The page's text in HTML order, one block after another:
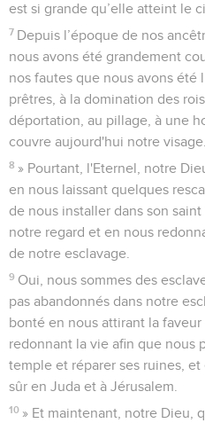
est si grande qu’elle atteint le
7 Depuis l’époque de nos
nous avons été grandement
nos fautes que nous avons été
prêtres, à la domination des
déportation, au pillage, à une
couvre aujourd'hui notre visage.
8 » Pourtant, l'Eternel, notre
en nous laissant quelques
de nous installer dans son
notre regard et en nous
de notre esclavage.
9 Oui, nous sommes des
pas abandonnés dans notre
bonté en nous attirant la
redonnant la vie afin que nous
temple et réparer ses ruines,
sûr en Juda et à Jérusalem.
10 » Et maintenant, notre Dieu,